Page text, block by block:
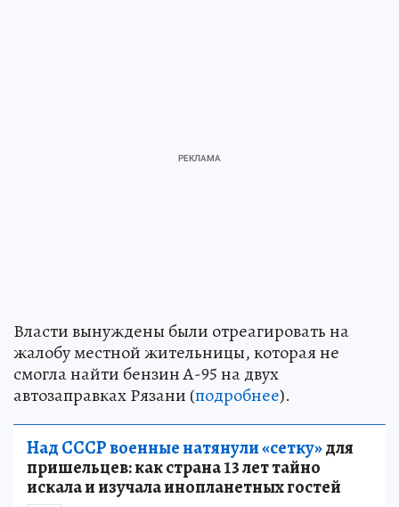
Власти вынуждены были отреагировать на
жалобу местной жительницы, которая не
смогла найти бензин А-95 на двух
автозаправках Рязани (подробнее).
Над СССР военные натянули «сетку»для
пришельцев: как страна 13 лет тайно
искала и изучала инопланетных гостей